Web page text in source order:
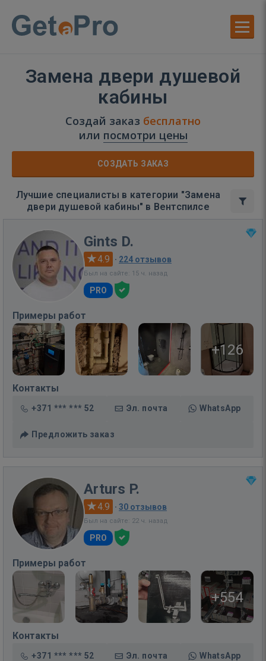
Замена двери душевой
кабины
Создай заказ бесплатно
или посмотри цены
СОЗДАТЬ ЗАКАЗ
Лучшие специалисты в категории "Замена
двери душевой кабины" в Вентспилсе
Gints D.
4.9 · 224 отзывов
Был на сайте: 15 ч. назад
PRO
Примеры работ
+126
Контакты
+371 *** *** 52 Эл. почта WhatsApp
Предложить заказ
Arturs P.
4.9 · 30 отзывов
Был на сайте: 22 ч. назад
PRO
Примеры работ
+554
Контакты
+371 *** *** 52 Эл. почта WhatsApp